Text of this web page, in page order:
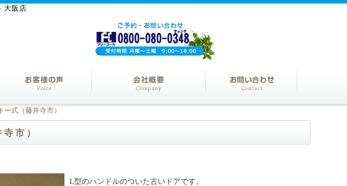
大阪店
ー式（藤井寺市）
市）
L型のハンドルのついた古いドアです。